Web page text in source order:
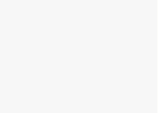
es configurar
pulsando en la